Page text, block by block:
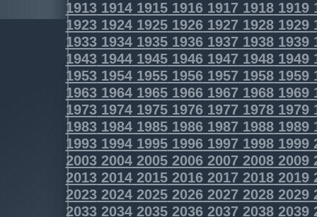
1913191419151916191719181919
1923192419251926192719281929
1933193419351936193719381939
1943194419451946194719481949
1953195419551956195719581959
1963196419651966196719681969
1973197419751976197719781979
1983198419851986198719881989
1993199419951996199719981999
2003200420052006200720082009
2013201420152016201720182019
2023202420252026202720282029
2033203420352036203720382039